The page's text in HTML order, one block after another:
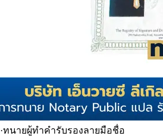
·ทนายผู้ทำคำรับรองลายมือชื่อ